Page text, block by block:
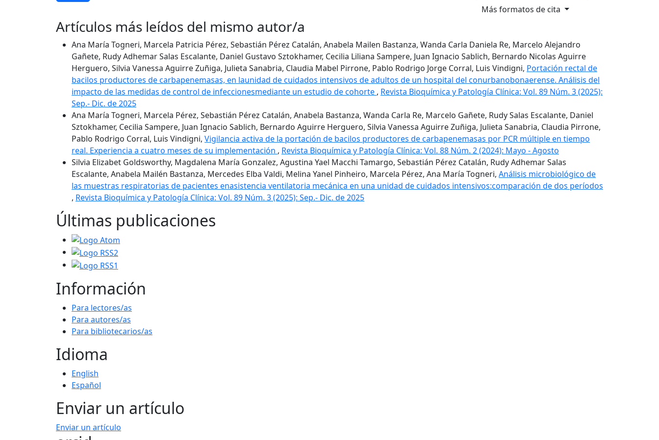
Más formatos de cita
Artículos más leídos del mismo autor/a
Ana María Togneri, Marcela Patricia Pérez, Sebastián Pérez Catalán, Anabela Mailen Bastanza, Wanda Carla Daniela Re, Marcelo Alejandro
Gañete, Rudy Adhemar Salas Escalante, Daniel Gustavo Sztokhamer, Cecilia Liliana Sampere, Juan Ignacio Sablich, Bernardo Nicolas Aguirre
Herguero, Silvia Vanessa Aguirre Zuñiga, Julieta Sanabria, Claudia Mabel Pirrone, Pablo Rodrigo Jorge Corral, Luis Vindigni, Portación rectal de
bacilos productores de carbapenemasas, en launidad de cuidados intensivos de adultos de un hospital del conurbanobonaerense. Análisis del
impacto de las medidas de control de infeccionesmediante un estudio de cohorte , Revista Bioquímica y Patología Clínica: Vol. 89 Núm. 3 (2025):
Sep.- Dic. de 2025
Ana María Togneri, Marcela Pérez, Sebastián Pérez Catalán, Anabela Bastanza, Wanda Carla Re, Marcelo Gañete, Rudy Salas Escalante, Daniel
Sztokhamer, Cecilia Sampere, Juan Ignacio Sablich, Bernardo Aguirre Herguero, Silvia Vanessa Aguirre Zuñiga, Julieta Sanabria, Claudia Pirrone,
Pablo Rodrigo Corral, Luis Vindigni, Vigilancia activa de la portación de bacilos productores de carbapenemasas por PCR múltiple en tiempo
real. Experiencia a cuatro meses de su implementación , Revista Bioquímica y Patología Clínica: Vol. 88 Núm. 2 (2024): Mayo - Agosto
Silvia Elizabet Goldsworthy, Magdalena María Gonzalez, Agustina Yael Macchi Tamargo, Sebastián Pérez Catalán, Rudy Adhemar Salas
Escalante, Anabela Mailén Bastanza, Mercedes Elba Valdi, Melina Yanel Pinheiro, Marcela Pérez, Ana María Togneri, Análisis microbiológico de
las muestras respiratorias de pacientes enasistencia ventilatoria mecánica en una unidad de cuidados intensivos:comparación de dos períodos
, Revista Bioquímica y Patología Clínica: Vol. 89 Núm. 3 (2025): Sep.- Dic. de 2025
Últimas publicaciones
Información
Para lectores/as
Para autores/as
Para bibliotecarios/as
Idioma
English
Español
Enviar un artículo
Enviar un artículo